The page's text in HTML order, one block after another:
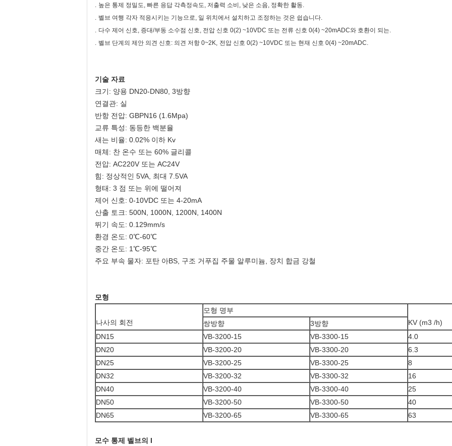
. 높은 통제 정밀도, 빠른 응답 각측정속도, 저출력 소비, 낮은 소음, 정확한 활동.
. 벨브 여행 각자 적응시키는 기능으로, 일 위치에서 설치하고 조정하는 것은 쉽습니다.
. 다수 제어 신호, 증대/부동 소수점 신호, 전압 신호 0(2) ~10VDC 또는 전류 신호 0(4) ~20mADC와 호환이 되는.
. 벨브 단계의 제안 의견 신호: 의견 저항 0~2K, 전압 신호 0(2) ~10VDC 또는 현재 신호 0(4) ~20mADC.
기술 자료
크기: 양용 DN20-DN80, 3방향
연결관: 실
반항 전압: GBPN16 (1.6Mpa)
교류 특성: 동등한 백분율
새는 비율: 0.02% 이하 Kv
매체: 찬 온수 또는 60% 글리콜
전압: AC220V 또는 AC24V
힘: 정상적인 5VA, 최대 7.5VA
형태: 3 점 또는 위에 떨어져
제어 신호: 0-10VDC 또는 4-20mA
산출 토크: 500N, 1000N, 1200N, 1400N
뛰기 속도: 0.129mm/s
환경 온도: 0℃-60℃
중간 온도: 1℃-95℃
주요 부속 물자: 포탄 아BS, 구조 거푸집 주물 알루미늄, 장치 합금 강철
모형
나사의 회전
모형 명부
KV (m3 /h)
쌍방향
3방향
DN15
VB-3200-15 VB-3300-15 4.0
DN20
VB-3200-20 VB-3300-20 6.3
DN25
VB-3200-25 VB-3300-25 8
DN32
VB-3200-32 VB-3300-32 16
DN40
VB-3200-40 VB-3300-40 25
DN50
VB-3200-50 VB-3300-50 40
DN65
VB-3200-65 VB-3300-65 63
모수 통제 벨브의 I